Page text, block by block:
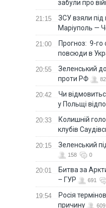
забули про
21:15
ЗСУ взяли
Маріуполь —
21:00
Прогноз: 9-го
повсюди в
20:55
Зеленський
проти РФ
82
20:42
Чи
у Польщі
20:33
Колишній
клубів
20:15 Зеленський
158 0
20:01
Битва за
– ГУР
691
19:54
Росія
причину
609